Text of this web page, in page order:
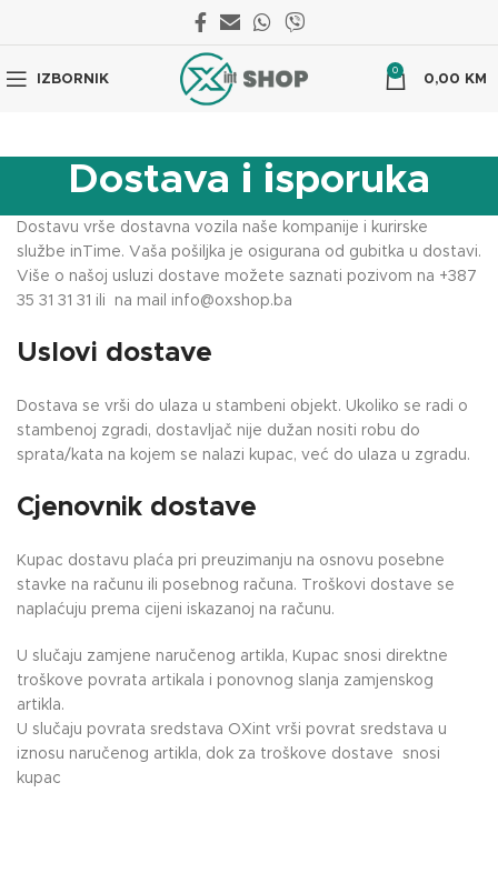
IZBORNIK
0
0,00 KM
Dostava i isporuka
Dostavu vrše dostavna vozila naše kompanije i kurirske
službe inTime. Vaša pošiljka je osigurana od gubitka u dostavi.
Više o našoj usluzi dostave možete saznati pozivom na +387
35 31 31 31 ili na mail info@oxshop.ba
Uslovi dostave
Dostava se vrši do ulaza u stambeni objekt. Ukoliko se radi o
stambenoj zgradi, dostavljač nije dužan nositi robu do
sprata/kata na kojem se nalazi kupac, već do ulaza u zgradu.
Cjenovnik dostave
Kupac dostavu plaća pri preuzimanju na osnovu posebne
stavke na računu ili posebnog računa. Troškovi dostave se
naplaćuju prema cijeni iskazanoj na računu.
U slučaju zamjene naručenog artikla, Kupac snosi direktne
troškove povrata artikala i ponovnog slanja zamjenskog
artikla.
U slučaju povrata sredstava OXint vrši povrat sredstava u
iznosu naručenog artikla, dok za troškove dostave snosi
kupac